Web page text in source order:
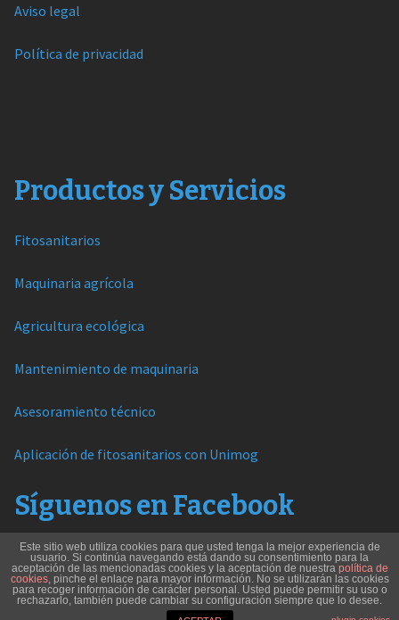
Aviso legal
Política de privacidad
Productos y Servicios
Fitosanitarios
Maquinaria agrícola
Agricultura ecológica
Mantenimiento de maquinaria
Asesoramiento técnico
Aplicación de fitosanitarios con Unimog
Síguenos en Facebook
© Albacete Agrícola
Este sitio web utiliza cookies para que usted tenga la mejor experiencia de
usuario. Si continúa navegando está dando su consentimiento para la
aceptación de las mencionadas cookies y la aceptación de nuestra política de
cookies, pinche el enlace para mayor información. No se utilizarán las cookies
para recoger información de carácter personal. Usted puede permitir su uso o
rechazarlo, también puede cambiar su configuración siempre que lo desee.